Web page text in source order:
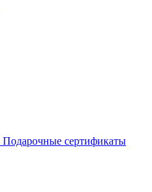
Подарочные сертификаты